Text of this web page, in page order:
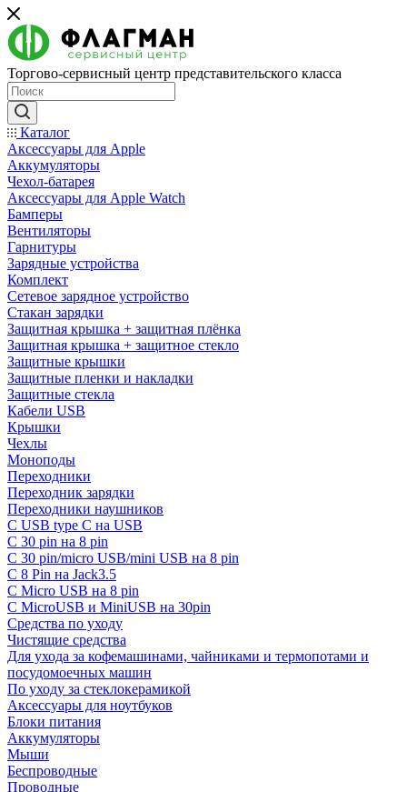
Торгово-сервисный центр представительского класса
Каталог
Аксессуары для Apple
Аккумуляторы
Чехол-батарея
Аксессуары для Apple Watch
Бамперы
Вентиляторы
Гарнитуры
Зарядные устройства
Комплект
Сетевое зарядное устройство
Стакан зарядки
Защитная крышка + защитная плёнка
Защитная крышка + защитное стекло
Защитные крышки
Защитные пленки и накладки
Защитные стекла
Кабели USB
Крышки
Чехлы
Моноподы
Переходники
Переходник зарядки
Переходники наушников
С USB type C на USB
С 30 pin на 8 pin
С 30 pin/micro USB/mini USB на 8 pin
С 8 Pin на Jack3.5
С Micro USB на 8 pin
С MicroUSB и MiniUSB на 30pin
Средства по уходу
Чистящие средства
Для ухода за кофемашинами, чайниками и термопотами и
посудомоечных машин
По уходу за стеклокерамикой
Аксессуары для ноутбуков
Блоки питания
Аккумуляторы
Мыши
Беспроводные
Проводные